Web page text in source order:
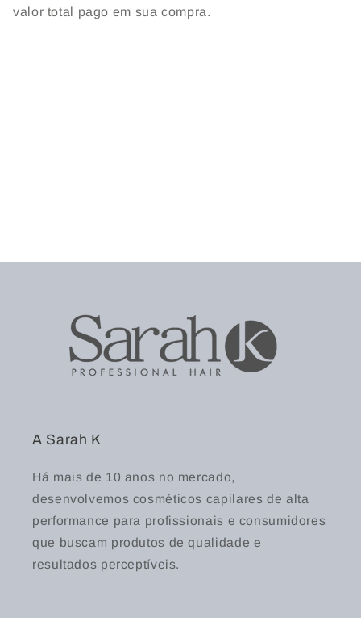
valor total pago em sua compra.
A Sarah K
Há mais de 10 anos no mercado,
desenvolvemos cosméticos capilares de alta
performance para profissionais e consumidores
que buscam produtos de qualidade e
resultados perceptíveis.